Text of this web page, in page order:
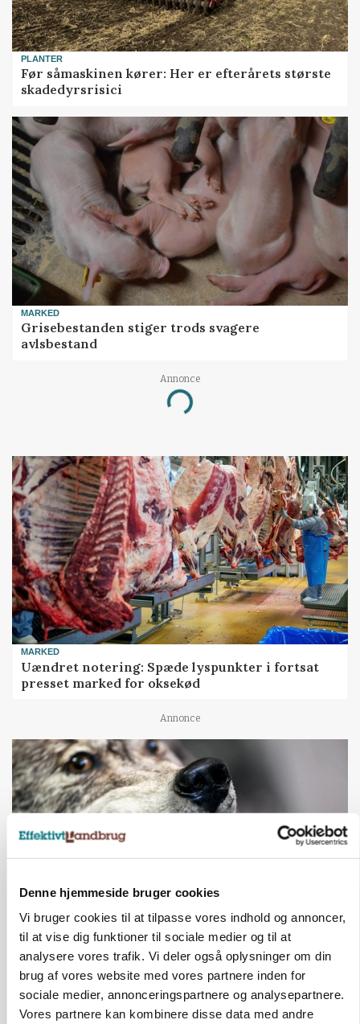
Denne hjemmeside bruger cookies
Vi bruger cookies til at tilpasse vores indhold og annoncer,
til at vise dig funktioner til sociale medier og til at
analysere vores trafik. Vi deler også oplysninger om din
brug af vores website med vores partnere inden for
sociale medier, annonceringspartnere og analysepartnere.
Vores partnere kan kombinere disse data med andre
PLANTER
Før såmaskinen kører: Her er efterårets største
skadedyrsrisici
MARKED
Grisebestanden stiger trods svagere
avlsbestand
Annonce
Loading...
MARKED
Uændret notering: Spæde lyspunkter i fortsat
presset marked for oksekød
Annonce
ULVE
Landmand vågnede ved lyden af skrigende kvier:
Ulven stod på foderbordet
Annonce